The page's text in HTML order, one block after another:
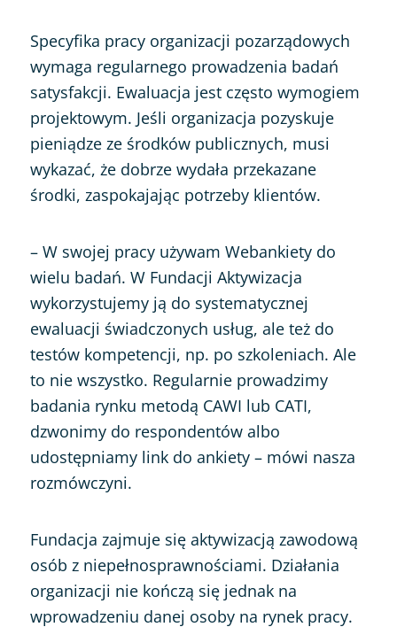
Specyfika pracy organizacji pozarządowych
wymaga regularnego prowadzenia badań
satysfakcji. Ewaluacja jest często wymogiem
projektowym. Jeśli organizacja pozyskuje
pieniądze ze środków publicznych, musi
wykazać, że dobrze wydała przekazane
środki, zaspokajając potrzeby klientów.
– W swojej pracy używam Webankiety do
wielu badań. W Fundacji Aktywizacja
wykorzystujemy ją do systematycznej
ewaluacji świadczonych usług, ale też do
testów kompetencji, np. po szkoleniach. Ale
to nie wszystko. Regularnie prowadzimy
badania rynku metodą CAWI lub CATI,
dzwonimy do respondentów albo
udostępniamy link do ankiety – mówi nasza
rozmówczyni.
Fundacja zajmuje się aktywizacją zawodową
osób z niepełnosprawnościami. Działania
organizacji nie kończą się jednak na
wprowadzeniu danej osoby na rynek pracy.